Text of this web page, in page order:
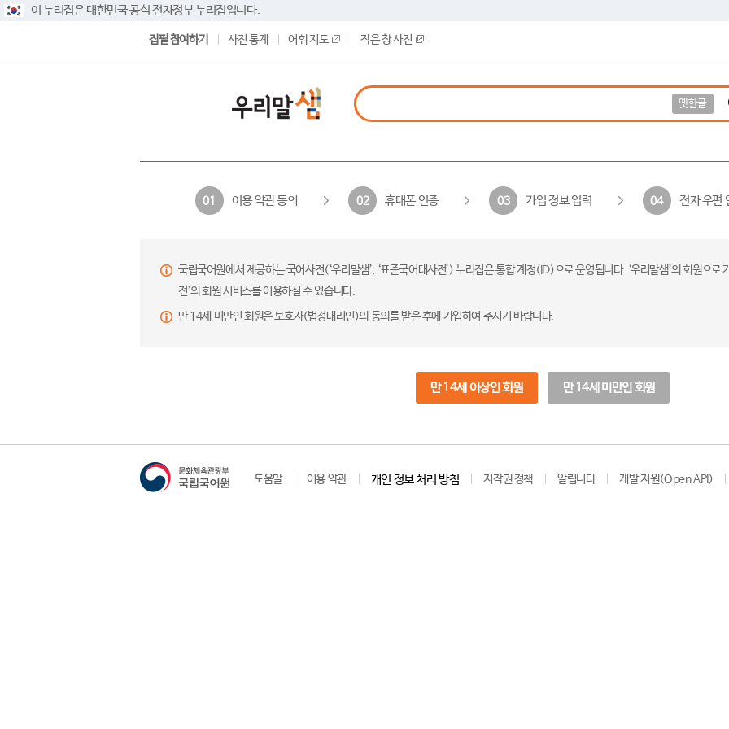
이 누리집은 대한민국 공식 전자정부 누리집입니다.
집필 참여하기 사전 통계 어휘 지도 작은 창 사전
옛한글
01 이용 약관 동의 02 휴대폰 인증 03 가입 정보 입력 04 전자 우편
국립국어원에서 제공하는 국어사전(‘우리말샘’, ‘표준국어대사전’) 누리집은 통합 계정(ID)으로 운영됩니다. ‘우리말샘’의 회원으
전’의 회원 서비스를 이용하실 수 있습니다.
만 14세 미만인 회원은 보호자(법정대리인)의 동의를 받은 후에 가입하여 주시기 바랍니다.
만 14세 이상인 회원 만 14세 미만인 회원
도움말 이용 약관 개인 정보 처리 방침 저작권 정책 알립니다 개발 지원(Open API)